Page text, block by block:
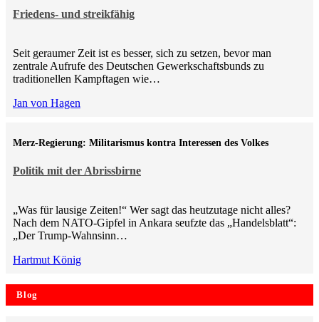
Friedens- und streikfähig
Seit geraumer Zeit ist es besser, sich zu setzen, bevor man
zentrale Aufrufe des Deutschen Gewerkschaftsbunds zu
traditionellen Kampftagen wie…
Jan von Hagen
Politik mit der Abrissbirne
Merz-Regierung: Militarismus kontra Inte­ressen des Volkes
„Was für lausige Zeiten!“ Wer sagt das heutzutage nicht alles?
Nach dem NATO-Gipfel in Ankara seufzte das „Handelsblatt“:
„Der Trump-Wahnsinn…
Hartmut König
Blog